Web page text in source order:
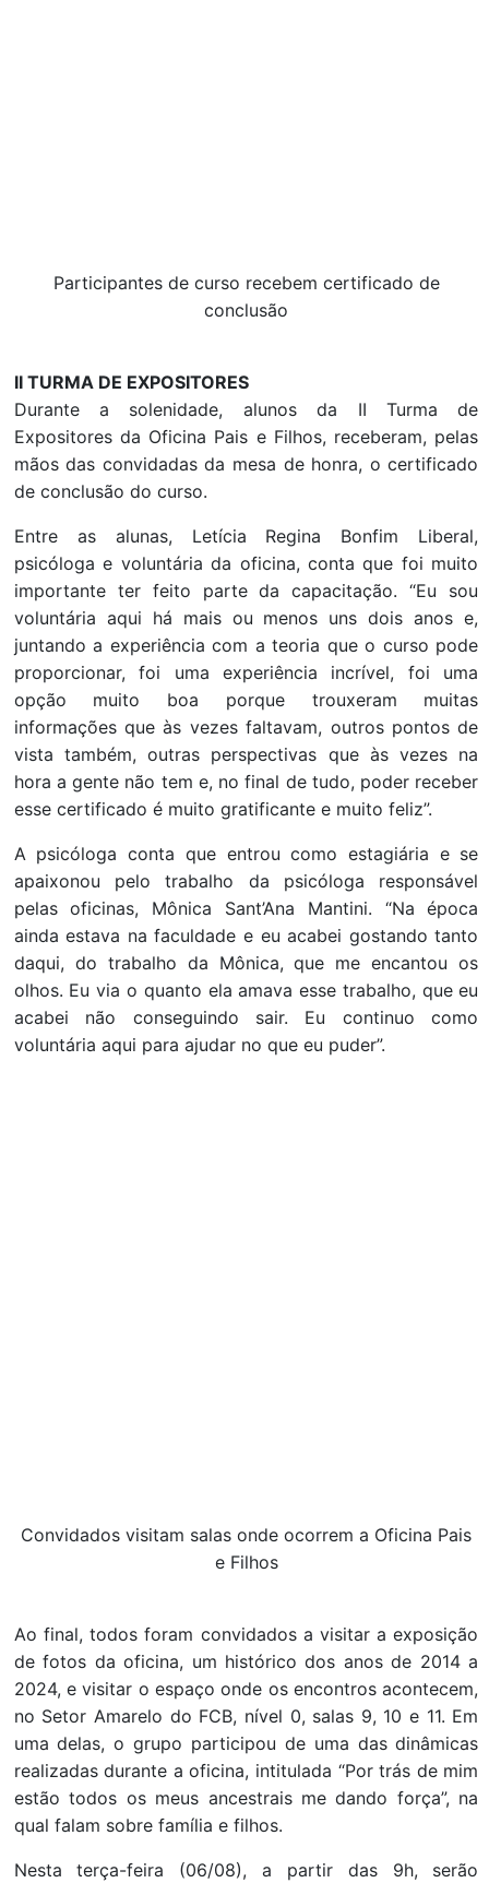
Participantes de curso recebem certificado de
conclusão
II TURMA DE EXPOSITORES
Durante a solenidade, alunos da II Turma de
Expositores da Oficina Pais e Filhos, receberam, pelas
mãos das convidadas da mesa de honra, o certificado
de conclusão do curso.
Entre as alunas, Letícia Regina Bonfim Liberal,
psicóloga e voluntária da oficina, conta que foi muito
importante ter feito parte da capacitação. “Eu sou
voluntária aqui há mais ou menos uns dois anos e,
juntando a experiência com a teoria que o curso pode
proporcionar, foi uma experiência incrível, foi uma
opção muito boa porque trouxeram muitas
informações que às vezes faltavam, outros pontos de
vista também, outras perspectivas que às vezes na
hora a gente não tem e, no final de tudo, poder receber
esse certificado é muito gratificante e muito feliz”.
A psicóloga conta que entrou como estagiária e se
apaixonou pelo trabalho da psicóloga responsável
pelas oficinas, Mônica Sant’Ana Mantini. “Na época
ainda estava na faculdade e eu acabei gostando tanto
daqui, do trabalho da Mônica, que me encantou os
olhos. Eu via o quanto ela amava esse trabalho, que eu
acabei não conseguindo sair. Eu continuo como
voluntária aqui para ajudar no que eu puder”.
Convidados visitam salas onde ocorrem a Oficina Pais
e Filhos
Ao final, todos foram convidados a visitar a exposição
de fotos da oficina, um histórico dos anos de 2014 a
2024, e visitar o espaço onde os encontros acontecem,
no Setor Amarelo do FCB, nível 0, salas 9, 10 e 11. Em
uma delas, o grupo participou de uma das dinâmicas
realizadas durante a oficina, intitulada “Por trás de mim
estão todos os meus ancestrais me dando força”, na
qual falam sobre família e filhos.
Nesta terça-feira (06/08), a partir das 9h, serão